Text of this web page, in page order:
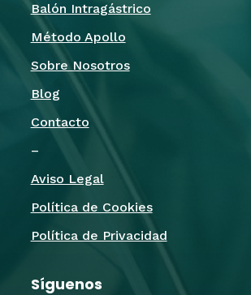
Balón Intragástrico
Método Apollo
Sobre Nosotros
Blog
Contacto
–
Aviso Legal
Política de Cookies
Política de Privacidad
Síguenos